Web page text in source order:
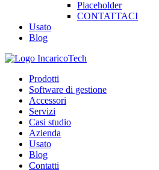
Placeholder
CONTATTACI
Usato
Blog
Prodotti
Software di gestione
Accessori
Servizi
Casi studio
Azienda
Usato
Blog
Contatti